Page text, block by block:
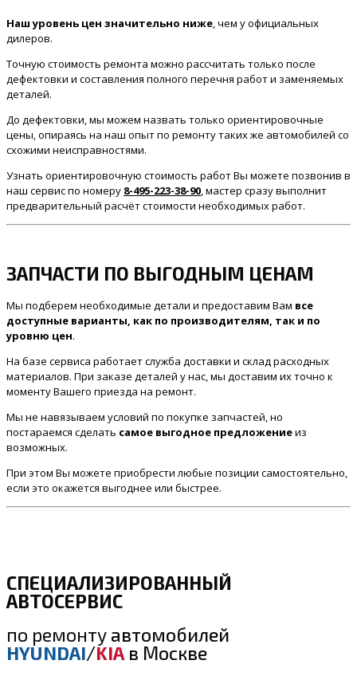
Наш уровень цен значительно ниже , чем у официальных
дилеров.
Точную стоимость ремонта можно рассчитать только после
дефектовки и составления полного перечня работ и заменяемых
деталей.
До дефектовки, мы можем назвать только ориентировочные
цены, опираясь на наш опыт по ремонту таких же автомобилей со
схожими неисправностями.
Узнать ориентировочную стоимость работ Вы можете позвонив в
наш сервис по номеру 8-495-223-38-90 , мастер сразу выполнит
предварительный расчёт стоимости необходимых работ.
ЗАПЧАСТИ ПО ВЫГОДНЫМ ЦЕНАМ
Мы подберем необходимые детали и предоставим Вам все
доступные варианты, как по производителям, так и по
уровню цен.
На базе сервиса работает служба доставки и склад расходных
материалов. При заказе деталей у нас, мы доставим их точно к
моменту Вашего приезда на ремонт.
Мы не навязываем условий по покупке запчастей, но
постараемся сделать самое выгодное предложениеиз
возможных.
При этом Вы можете приобрести любые позиции самостоятельно,
если это окажется выгоднее или быстрее.
СПЕЦИАЛИЗИРОВАННЫЙ
АВТОСЕРВИС
по ремонту автомобилей
HYUNDAI/KIA в Москве